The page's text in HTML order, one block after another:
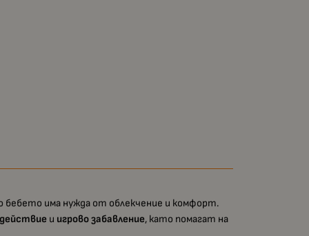
бебето има нужда от облекчение и комфорт.
и игрово забавление, като помагат на